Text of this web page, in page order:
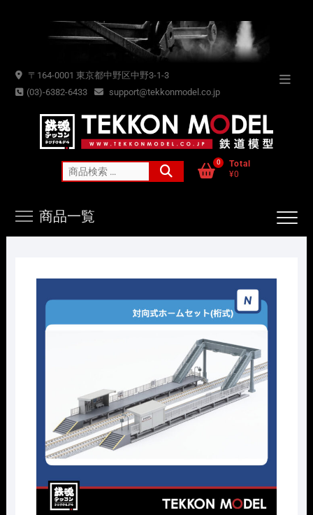
〒164-0001 東京都中野区中野3-1-3
(03)-6382-6433
support@tekkonmodel.co.jp
索
0
Total
¥0
商品一覧